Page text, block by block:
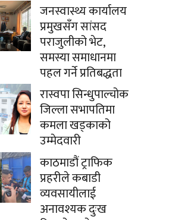
जनस्वास्थ्य कार्यालय
प्रमुखसँग सांसद
पराजुलीको भेट,
समस्या समाधानमा
पहल गर्ने प्रतिबद्धता
रास्वपा सिन्धुपाल्चोक
जिल्ला सभापतिमा
कमला खड्काको
उम्मेदवारी
काठमाडौं ट्राफिक
प्रहरीले कबाडी
व्यवसायीलाई
अनावश्यक दुःख